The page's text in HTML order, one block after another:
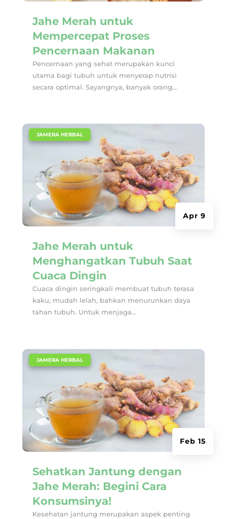
Jahe Merah untuk
Mempercepat Proses
Pencernaan Makanan
Pencernaan yang sehat merupakan kunci
utama bagi tubuh untuk menyerap nutrisi
secara optimal. Sayangnya, banyak orang...
Jahe Merah untuk
Menghangatkan Tubuh Saat
Cuaca Dingin
Apr 9
JAMERA HERBAL
Cuaca dingin seringkali membuat tubuh terasa
kaku, mudah lelah, bahkan menurunkan daya
tahan tubuh. Untuk menjaga...
Sehatkan Jantung dengan
Jahe Merah: Begini Cara
Konsumsinya!
Feb 15
JAMERA HERBAL
Kesehatan jantung merupakan aspek penting